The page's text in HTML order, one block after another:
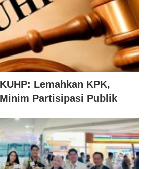
Lemahkan KPK,
Partisipasi Publik